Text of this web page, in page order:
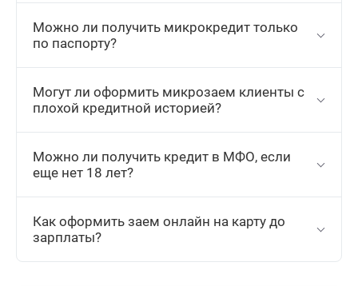
Можно ли получить микрокредит только
по паспорту?
Могут ли оформить микрозаем клиенты с
плохой кредитной историей?
Можно ли получить кредит в МФО, если
еще нет 18 лет?
Как оформить заем онлайн на карту до
зарплаты?